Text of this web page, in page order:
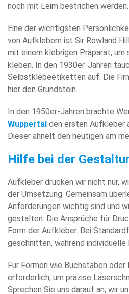
noch mit Leim bestrichen werden.
Eine der wichtigsten
von Aufklebern ist Sir Rowland
mit einem klebrigen Präparat, um
kleben. In den 1930er-Jahren
Selbstklebeetiketten auf. Die
hier den Grundstein.
In den 1950er-Jahren brachte
WupPerta den ersten Aufkleber
Dieser ähnelt den heutigen am
Hilfe bei der
Aufkleber drucken wir nicht nur,
der Umsetzung. Gemeinsam
Anforderungen wichtig sind und
gestalten. Die Ansprüche für
Form der Aufkleber. Bei
geschnitten, während
Für Formen wie Buchstaben
erforderlich, um präzise
Sprechen Sie uns darauf an, wir